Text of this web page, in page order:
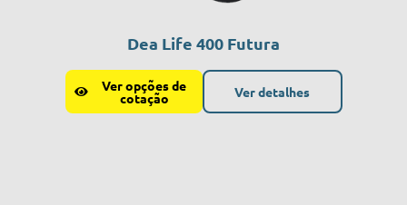
Dea Life 400 Futura
Ver opções de
cotação Ver detalhes